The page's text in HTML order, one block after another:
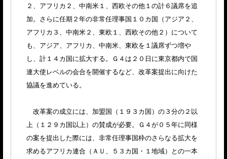
２、アフリカ２、中南米１、西欧その他１の計６議席を追
加。さらに任期２年の非常任理事国１０カ国（アジア２、
アフリカ３、中南米２、東欧１、西欧その他２）について
も、アジア、アフリカ、中南米、東欧を１議席ずつ増や
し、計１４カ国に拡大する。Ｇ４は２０日に東京都内で国
連大使レベルの会合を開催するなど、改革案提出に向けた
協議を進めている。
改革案の成立には、加盟国（１９３カ国）の３分の２以
上（１２９カ国以上）の賛成が必要。Ｇ４が０５年に同様
の案を提出した際には、非常任理事国枠のさらなる拡大を
求めるアフリカ連合（ＡＵ、５３カ国・１地域）との一本